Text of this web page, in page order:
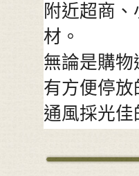
附近超商
材。
無論是購
有方便停
通風採光
陽台，加